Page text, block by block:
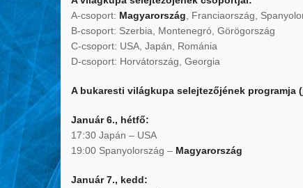
A-csoport: Magyarország , Franciaország,
B-csoport: Szerbia, Montenegró, Görögország
C-csoport: USA, Japán, Románia
D-csoport: Horvátország, Georgia
A bukaresti világkupa selejtezőjének programja
Január 6., hétfő:
17:30 Japán – USA
19:00 Spanyolország – Magyarország
Január 7., kedd: